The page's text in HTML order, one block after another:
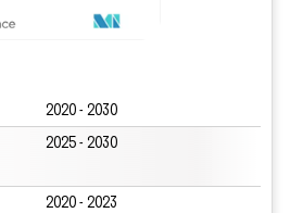
2020 - 2030
2025 - 2030
2020 - 2023